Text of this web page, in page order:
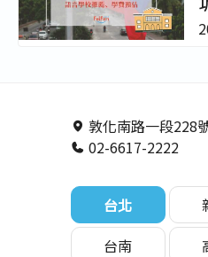
台北
台南
02-6617-2222
敦化南路一段228